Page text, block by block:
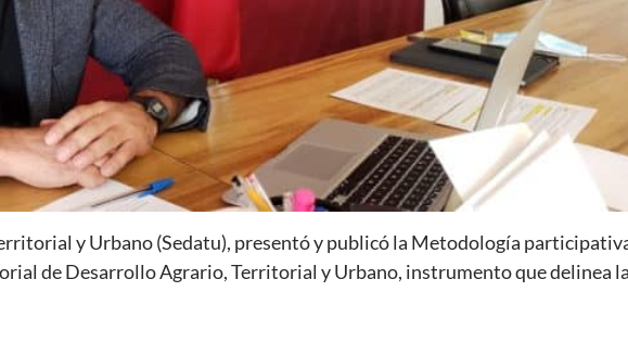
y Urbano (Sedatu), presentó y publicó la Metodología
de Desarrollo Agrario, Territorial y Urbano, instrumento que delinea